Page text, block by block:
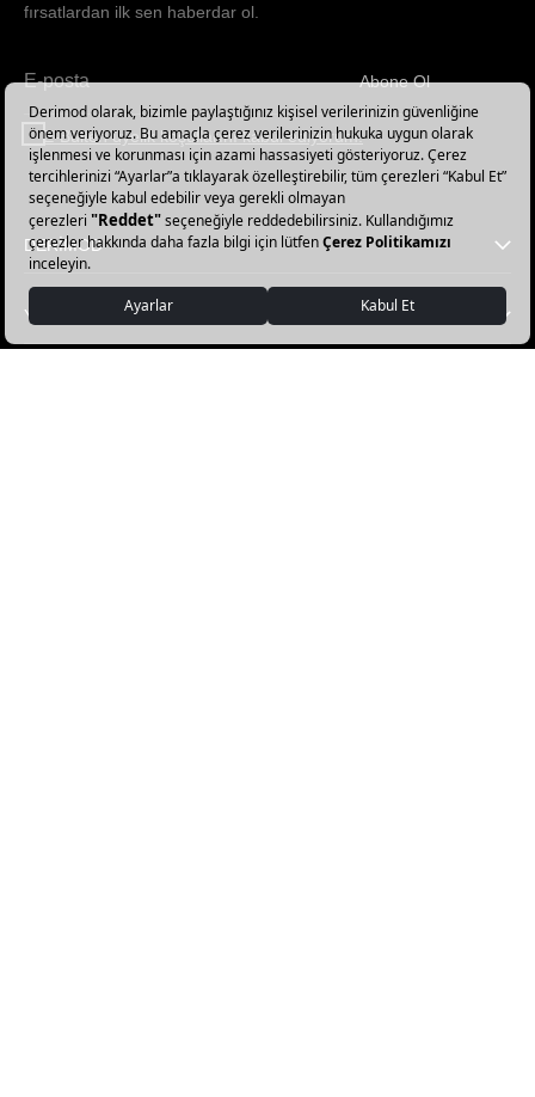
fırsatlardan ilk sen haberdar ol.
Haber
bültenimize
abone
olun!
Abone Ol
E-Bülten üyelik koşullarını kabul ediyorum.
DERİMOD
YARDIM